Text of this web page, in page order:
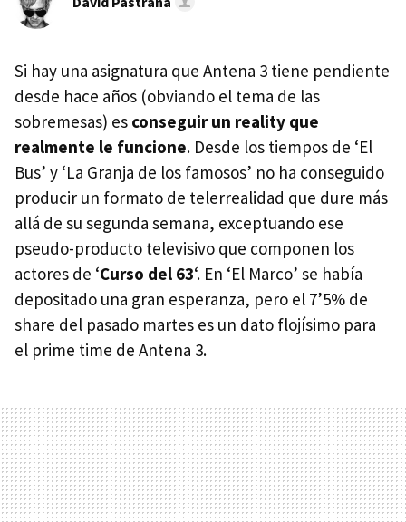
Si hay una asignatura que Antena 3 tiene pendiente
desde hace años (obviando el tema de las
sobremesas) es conseguir un reality que
realmente le funcione. Desde los tiempos de ‘El
Bus’ y ‘La Granja de los famosos’ no ha conseguido
producir un formato de telerrealidad que dure más
allá de su segunda semana, exceptuando ese
pseudo-producto televisivo que componen los
actores de ‘Curso del 63‘. En ‘El Marco’ se había
depositado una gran esperanza, pero el 7’5% de
share del pasado martes es un dato flojísimo para
el prime time de Antena 3.